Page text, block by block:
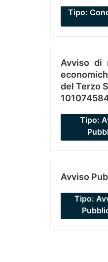
Tipo:
Avviso di
del Terzo
Tipo:
Avviso
Tipo: